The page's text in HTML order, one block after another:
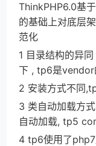
ThinkPHP6.0基
的基础上对底层
范化
1 目录结构的异
下 , tp6是
2 安装方式不同
3 类自动加载方
自动加载, tp5
4 tp6使用了